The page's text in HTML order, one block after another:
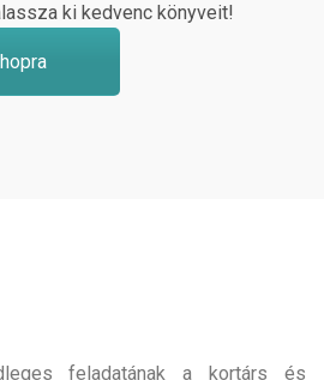
ki kedvenc könyveit!
feladatának a kortárs és